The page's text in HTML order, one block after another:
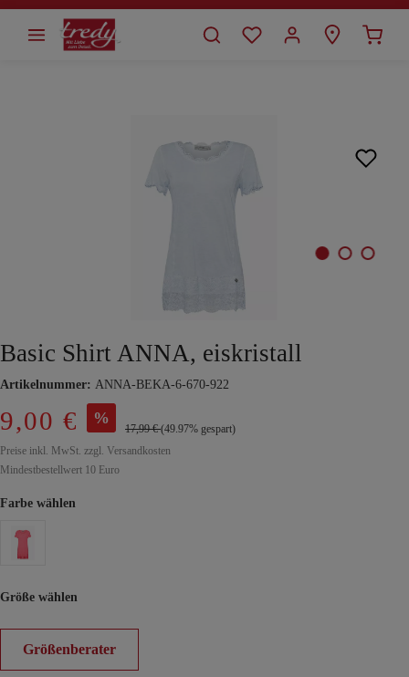
springen
Basic Shirt ANNA, eiskristall
Artikelnummer: ANNA-BEKA-6-670-922
9,00 € %
17,99 €(49.97% gespart)
Preise inkl. MwSt. zzgl. Versandkosten
Mindestbestellwert 10 Euro
Farbe wählen
Größe wählen
Größenberater